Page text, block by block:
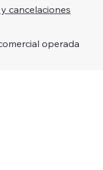
cancelaciones
operada